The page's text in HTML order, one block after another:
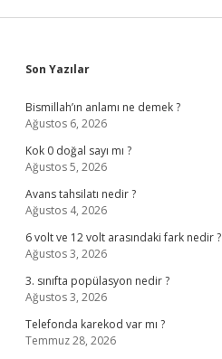
Sidebar
Son Yazılar
Bismillah’ın anlamı ne demek ?
Ağustos 6, 2026
Kok 0 doğal sayı mı ?
Ağustos 5, 2026
Avans tahsilatı nedir ?
Ağustos 4, 2026
6 volt ve 12 volt arasındaki fark nedir ?
Ağustos 3, 2026
3. sınıfta popülasyon nedir ?
Ağustos 3, 2026
Telefonda karekod var mı ?
Temmuz 28, 2026